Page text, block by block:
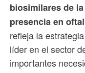
biosimilares de
presencia en
refleja la
líder en el sector
importantes